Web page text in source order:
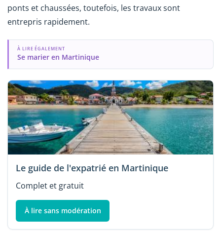
ponts et chaussées, toutefois, les travaux sont
entrepris rapidement.
À LIRE ÉGALEMENT
Se marier en Martinique
Le guide de l'expatrié en Martinique
Complet et gratuit
À lire sans modération